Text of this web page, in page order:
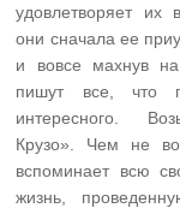
удовлетво­ряет их
они сначала ее
и вовсе махнув
пишут все, что
интересного.
Крузо». Чем не
вспоминает всю
жизнь,